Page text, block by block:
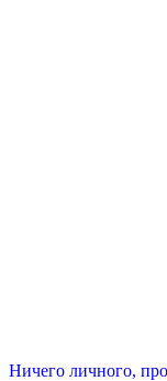
Ничего личного,